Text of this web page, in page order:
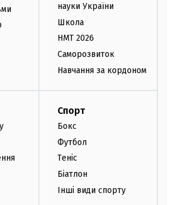
науки України
Школа
НМТ 2026
Саморозвиток
Навчання за кордоном
Спорт
Бокс
Футбол
Теніс
Біатлон
Інші види спорту